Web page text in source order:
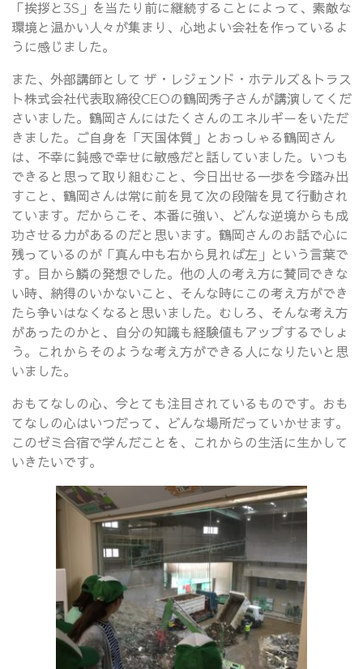
「挨拶と3S」を当たり前に継続することによって、素敵な
環境と温かい人々が集まり、心地よい会社を作っているよ
うに感じました。
また、外部講師として ザ・レジェンド・ホテルズ＆トラス
ト株式会社代表取締役CEOの鶴岡秀子さんが講演してくだ
さいました。鶴岡さんにはたくさんのエネルギーをいただ
きました。ご自身を「天国体質」とおっしゃる鶴岡さん
は、不幸に鈍感で幸せに敏感だと話していました。いつも
できると思って取り組むこと、今日出せる一歩を今踏み出
すこと、鶴岡さんは常に前を見て次の段階を見て行動され
ています。だからこそ、本番に強い、どんな逆境からも成
功させる力があるのだと思います。鶴岡さんのお話で心に
残っているのが「真ん中も右から見れば左」という言葉で
す。目から鱗の発想でした。他の人の考え方に賛同できな
い時、納得のいかないこと、そんな時にこの考え方ができ
たら争いはなくなると思いました。むしろ、そんな考え方
があったのかと、自分の知識も経験値もアップするでしょ
う。これからそのような考え方ができる人になりたいと思
いました。
おもてなしの心、今とても注目されているものです。おも
てなしの心はいつだって、どんな場所だっていかせます。
このゼミ合宿で学んだことを、これからの生活に生かして
いきたいです。